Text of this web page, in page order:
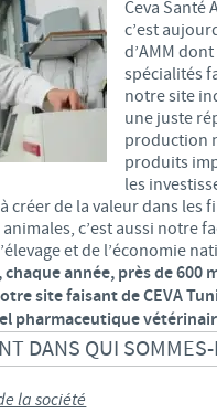
Ceva Santé
c’est
d’AMM
spécialités
notre site
une juste
production
produits
les
créer de la valeur dans les
c’est aussi notre
et de l’économie
année, près de 600
site faisant de CEVA
pharmaceutique
DANS QUI
la société